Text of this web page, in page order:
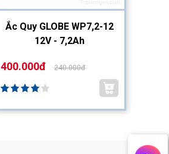
Ắc Quy GLOBE WP7,2-12
12V - 7,2Ah
400.000đ 240.000đ